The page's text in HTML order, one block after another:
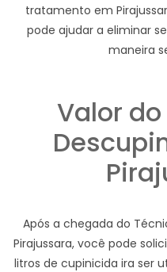
tratamento em
pode ajudar a eliminar
maneira
Valor
Após a chegada do
Pirajussara, você pode
litros de cupinicida ira ser